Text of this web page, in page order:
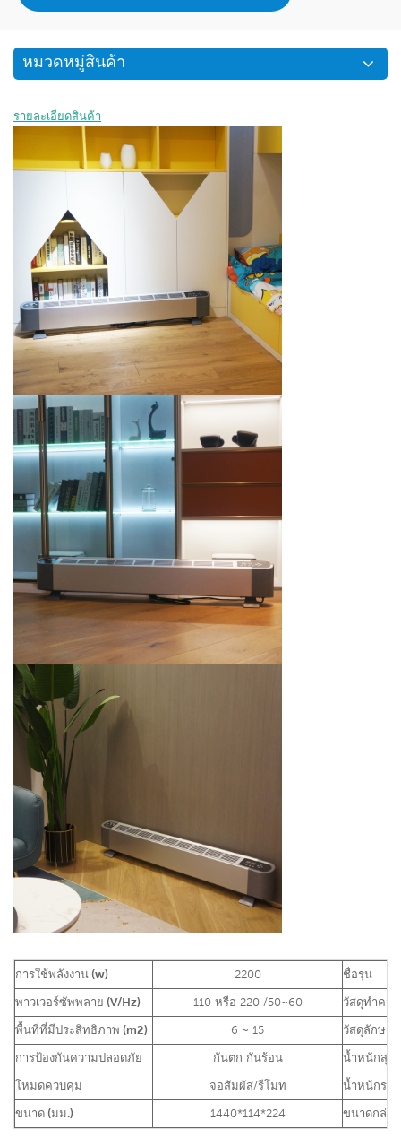
หมวดหมู่สินค้า
รายละเอียดสินค้า
การใช้พลังงาน (w) 2200 ชื่อรุ่น
พาวเวอร์ซัพพลาย (V/Hz) 110 หรือ 220 /50~60 วัสดุทำคว
พื้นที่ที่มีประสิทธิภาพ (m2) 6 ~ 15 วัสดุลักษณ
การป้องกันความปลอดภัย กันตก กันร้อน น้ำหนักสุท
โหมดควบคุม จอสัมผัส/รีโมท น้ำหนักรว
ขนาด (มม.) 1440*114*224 ขนาดกล่อ